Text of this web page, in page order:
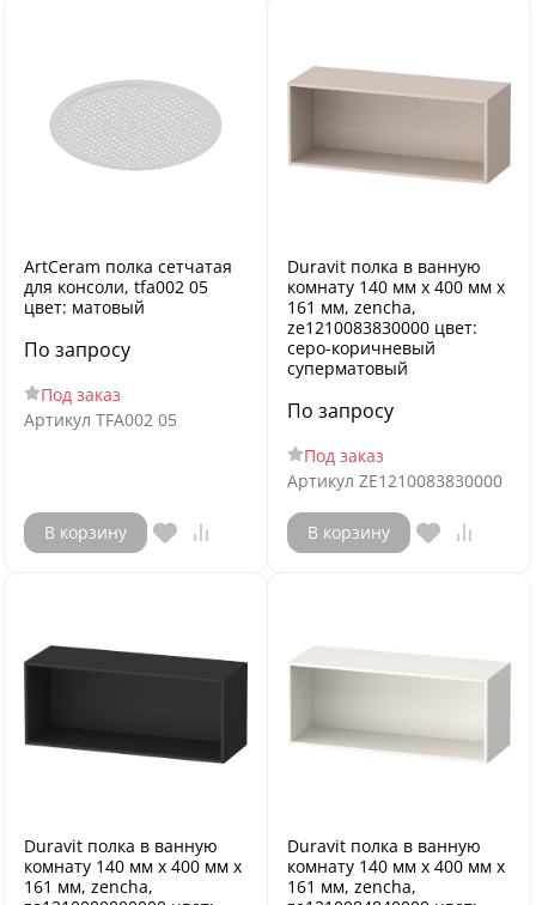
ArtCeram полка сетчатая
для консоли, tfa002 05
цвет: матовый
По запросу
Под заказ
Артикул TFA002 05
В корзину
Duravit полка в ванную
комнату 140 мм х 400 мм х
161 мм, zencha,
ze1210083830000 цвет:
серо-коричневый
суперматовый
По запросу
Под заказ
Артикул ZE1210083830000
В корзину
Duravit полка в ванную
комнату 140 мм х 400 мм х
161 мм, zencha,
Duravit полка в ванную
комнату 140 мм х 400 мм х
161 мм, zencha,